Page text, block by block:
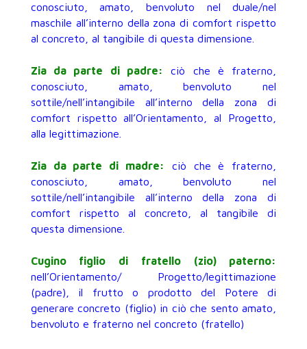
conosciuto, amato, benvoluto nel duale/nel
maschile all’interno della zona di comfort rispetto
al concreto, al tangibile di questa dimensione.
Zia da parte di padre:
ciò che è fraterno,
conosciuto, amato, benvoluto nel
sottile/nell’intangibile all’interno della zona di
comfort rispetto all’Orientamento, al Progetto,
alla legittimazione.
Zia da parte di madre:
ciò che è fraterno,
conosciuto, amato, benvoluto nel
sottile/nell’intangibile all’interno della zona di
comfort rispetto al concreto, al tangibile di
questa dimensione.
Cugino figlio di fratello (zio) paterno:
nell’Orientamento/ Progetto/legittimazione
(padre), il frutto o prodotto del Potere di
generare concreto (figlio) in ciò che sento amato,
benvoluto e fraterno nel concreto (fratello)